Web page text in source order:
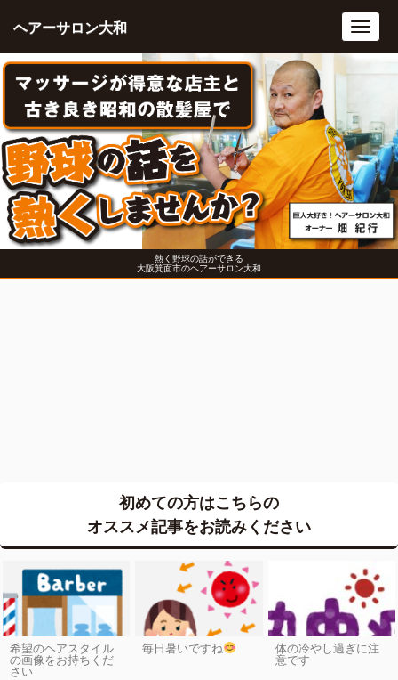
熱く野球の話ができる
大阪箕面市のヘアーサロン大和
ヘアーサロン大和
初めての方はこちらの
オススメ記事をお読みください
希望のヘアスタイル
の画像をお持ちくだ
さい
毎日暑いですね 体の冷やし過ぎに注
意です